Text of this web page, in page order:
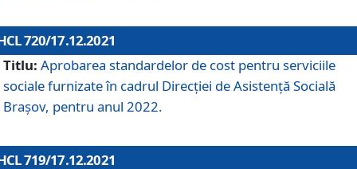
720/17.12.2021
Titlu: Aprobarea standardelor de cost pentru serviciile
sociale furnizate în cadrul Direcției de Asistență Socială
Brașov, pentru anul 2022.
719/17.12.2021